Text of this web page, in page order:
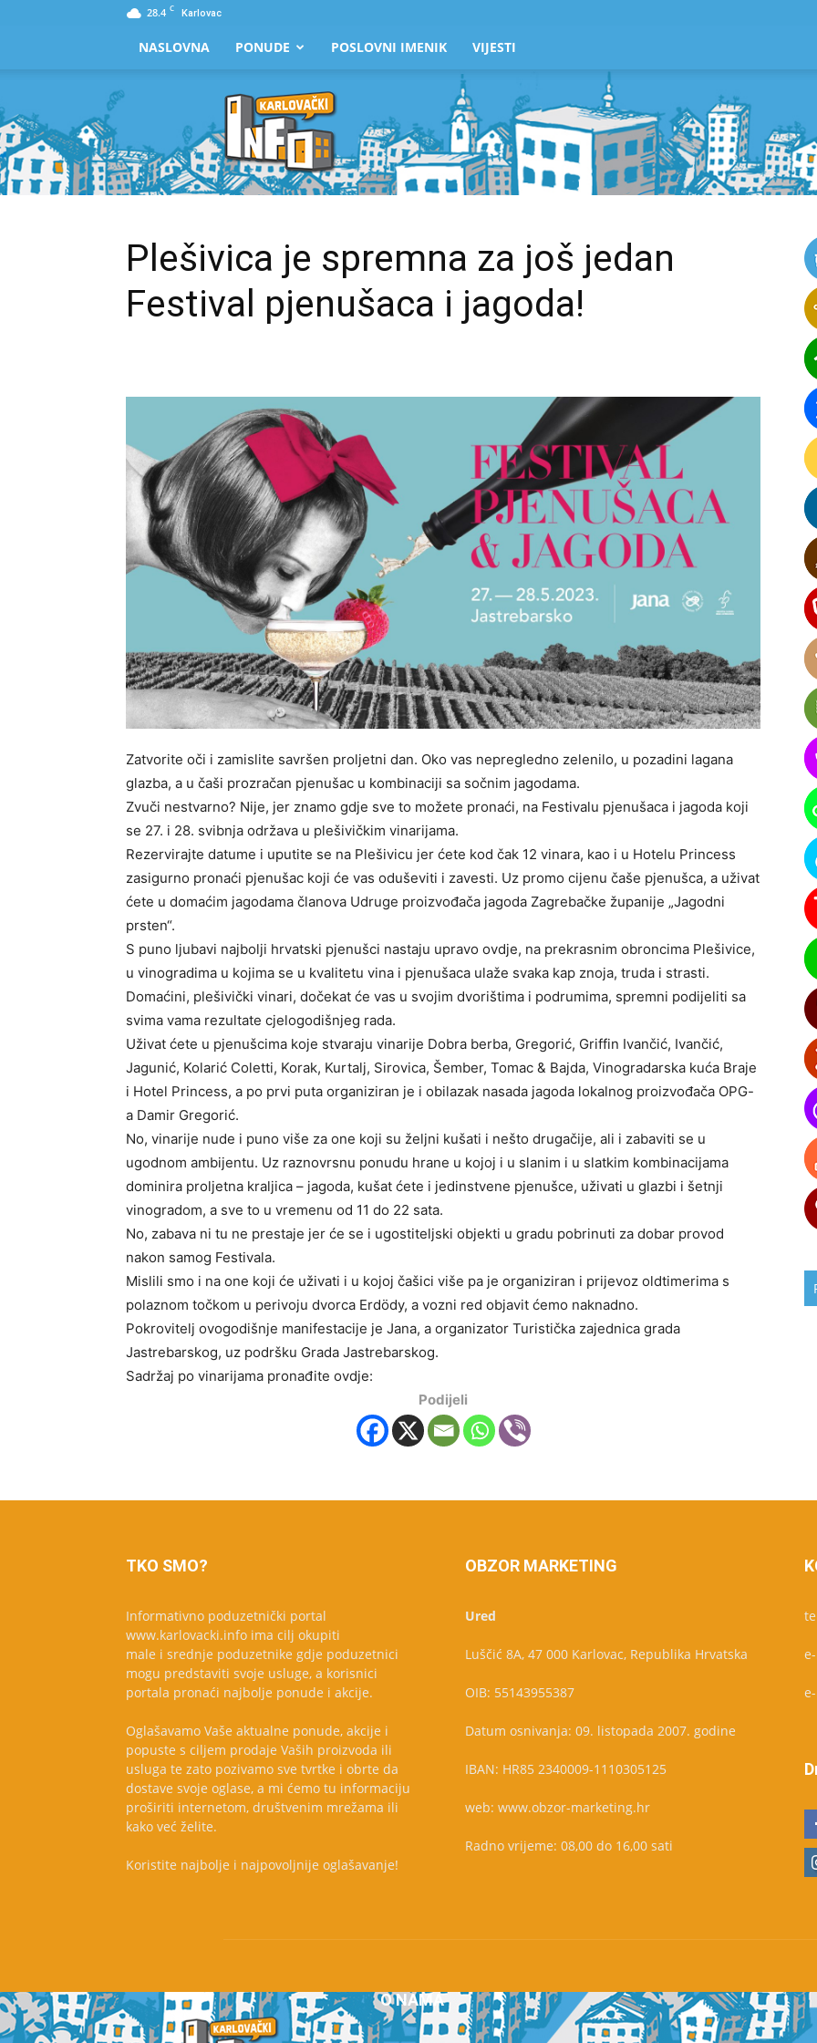
28.4 C Karlovac
NASLOVNA PONUDE POSLOVNI IMENIK VIJESTI
Karlovački
Plešivica je spremna za još jedan
Festival pjenušaca i jagoda!
Zatvorite oči i zamislite savršen proljetni dan. Oko vas nepregledno zelenilo, u pozadini lagana
glazba, a u čaši prozračan pjenušac u kombinaciji sa sočnim jagodama.
Zvuči nestvarno? Nije, jer znamo gdje sve to možete pronaći, na Festivalu pjenušaca i jagoda koji
se 27. i 28. svibnja održava u plešivičkim vinarijama.
Rezervirajte datume i uputite se na Plešivicu jer ćete kod čak 12 vinara, kao i u Hotelu Princess
zasigurno pronaći pjenušac koji će vas oduševiti i zavesti. Uz promo cijenu čaše pjenušca, a uživat
ćete u domaćim jagodama članova Udruge proizvođača jagoda Zagrebačke županije „Jagodni
prsten“.
S puno ljubavi najbolji hrvatski pjenušci nastaju upravo ovdje, na prekrasnim obroncima Plešivice,
u vinogradima u kojima se u kvalitetu vina i pjenušaca ulaže svaka kap znoja, truda i strasti.
Domaćini, plešivički vinari, dočekat će vas u svojim dvorištima i podrumima, spremni podijeliti sa
svima vama rezultate cjelogodišnjeg rada.
Uživat ćete u pjenušcima koje stvaraju vinarije Dobra berba, Gregorić, Griffin Ivančić, Ivančić,
Jagunić, Kolarić Coletti, Korak, Kurtalj, Sirovica, Šember, Tomac & Bajda, Vinogradarska kuća Braje
i Hotel Princess, a po prvi puta organiziran je i obilazak nasada jagoda lokalnog proizvođača OPG-
a Damir Gregorić.
No, vinarije nude i puno više za one koji su željni kušati i nešto drugačije, ali i zabaviti se u
ugodnom ambijentu. Uz raznovrsnu ponudu hrane u kojoj i u slanim i u slatkim kombinacijama
dominira proljetna kraljica – jagoda, kušat ćete i jedinstvene pjenušce, uživati u glazbi i šetnji
vinogradom, a sve to u vremenu od 11 do 22 sata.
No, zabava ni tu ne prestaje jer će se i ugostiteljski objekti u gradu pobrinuti za dobar provod
nakon samog Festivala.
Mislili smo i na one koji će uživati i u kojoj čašici više pa je organiziran i prijevoz oldtimerima s
polaznom točkom u perivoju dvorca Erdödy, a vozni red objavit ćemo naknadno.
Pokrovitelj ovogodišnje manifestacije je Jana, a organizator Turistička zajednica grada
Jastrebarskog, uz podršku Grada Jastrebarskog.
Sadržaj po vinarijama pronađite ovdje:
Podijeli
TKO SMO?
Informativno poduzetnički portal
www.karlovacki.info ima cilj okupiti
male i srednje poduzetnike gdje poduzetnici
mogu predstaviti svoje usluge, a korisnici
portala pronaći najbolje ponude i akcije.
Oglašavamo Vaše aktualne ponude, akcije i
popuste s ciljem prodaje Vaših proizvoda ili
usluga te zato pozivamo sve tvrtke i obrte da
dostave svoje oglase, a mi ćemo tu informaciju
proširiti internetom, društvenim mrežama ili
kako već želite.
Koristite najbolje i najpovoljnije oglašavanje!
OBZOR MARKETING
Ured
Luščić 8A, 47 000 Karlovac, Republika Hrvatska
OIB: 55143955387
Datum osnivanja: 09. listopada 2007. godine
IBAN: HR85 2340009-1110305125
web: www.obzor-marketing.hr
Radno vrijeme: 08,00 do 16,00 sati
O NAMA